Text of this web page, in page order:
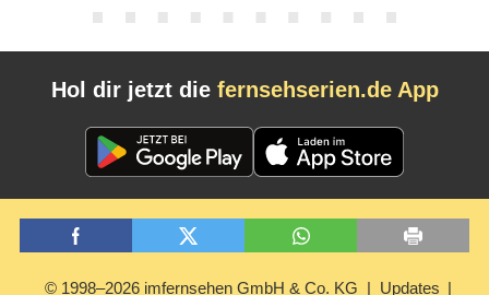
Hol dir jetzt die fernsehserien.de App
© 1998–2026 imfernsehen GmbH & Co. KG Updates